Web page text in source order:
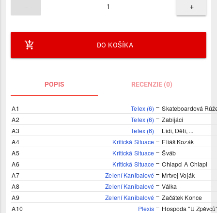
– +
add_shopping_cart DO KOŠÍKA
POPIS RECENZIE (0)
A1 Telex (6) – Skateboardová
A2
Telex (6) – Zabijáci
A3
Telex (6) – Lidi, Děti, ...
A4
Kritická Situace – Eliáš Kozák
A5
Kritická Situace – Šváb
A6
Kritická Situace – Chlapci A Chlapi
A7
Zelení Kanibalové – Mrtvej Voják
A8
Zelení Kanibalové – Válka
A9
Zelení Kanibalové – Začátek Konce
A10
Plexis – Hospoda "U